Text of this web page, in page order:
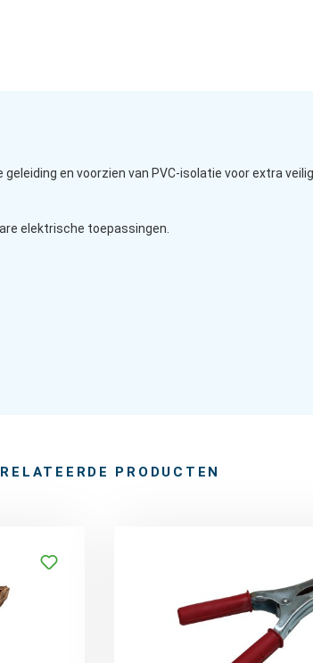
en voorzien van PVC-isolatie voor extra
elektrische toepassingen.
PRODUCTEN